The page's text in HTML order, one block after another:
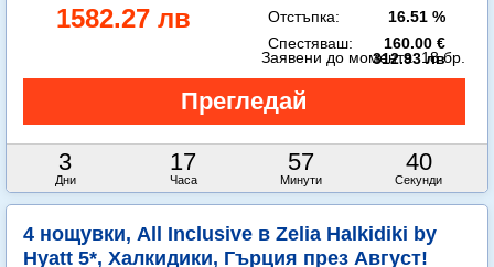
1582.27 лв
Отстъпка:
16.51 %
Спестяваш:
160.00 €
312.93 лв
3
Дни
17
Часа
57
Минути
38
Секунди
Заявени до момента:18 бр.
4 нощувки, All Inclusive в Zelia Halkidiki by
Hyatt 5*, Халкидики, Гърция през Август!